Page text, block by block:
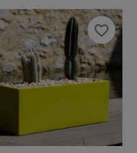
favorite_border